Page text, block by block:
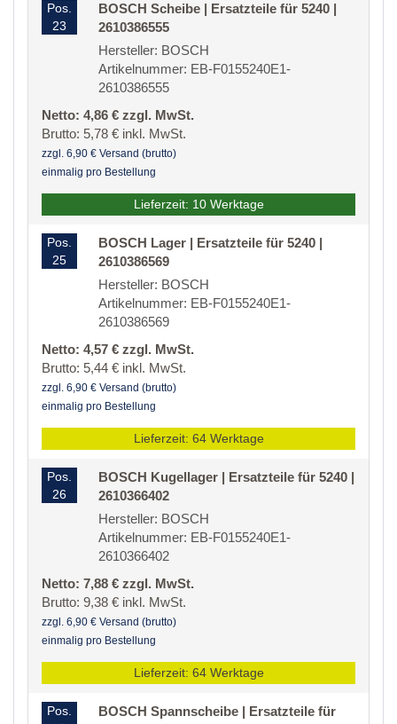
Pos.
23
BOSCH Scheibe | Ersatzteile für 5240 |
2610386555
Hersteller: BOSCH
Artikelnummer: EB-F0155240E1-
2610386555
Netto: 4,86 € zzgl. MwSt.
Brutto: 5,78 € inkl. MwSt.
zzgl. 6,90 € Versand (brutto)
einmalig pro Bestellung
Lieferzeit: 10 Werktage
Pos.
25
BOSCH Lager | Ersatzteile für 5240 |
2610386569
Hersteller: BOSCH
Artikelnummer: EB-F0155240E1-
2610386569
Netto: 4,57 € zzgl. MwSt.
Brutto: 5,44 € inkl. MwSt.
zzgl. 6,90 € Versand (brutto)
einmalig pro Bestellung
Lieferzeit: 64 Werktage
Pos.
26
BOSCH Kugellager | Ersatzteile für 5240 |
2610366402
Hersteller: BOSCH
Artikelnummer: EB-F0155240E1-
2610366402
Netto: 7,88 € zzgl. MwSt.
Brutto: 9,38 € inkl. MwSt.
zzgl. 6,90 € Versand (brutto)
einmalig pro Bestellung
Lieferzeit: 64 Werktage
Pos.
BOSCH Spannscheibe | Ersatzteile für